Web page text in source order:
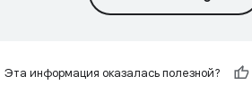
Эта информация оказалась полезной?